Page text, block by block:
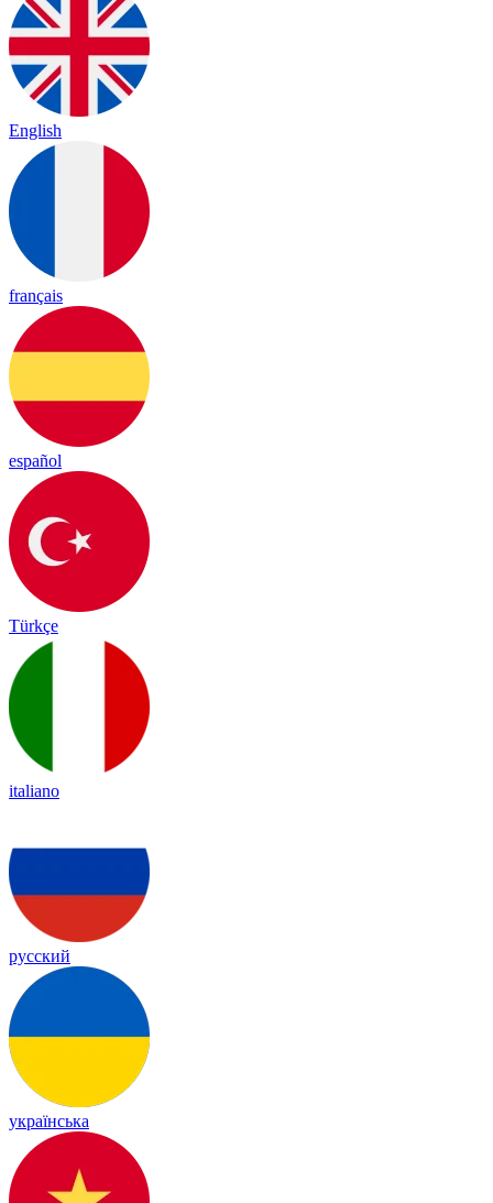
English
français
español
Türkçe
italiano
русский
українська